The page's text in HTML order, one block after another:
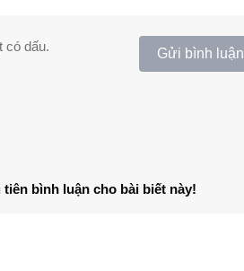
có dấu. Gửi bình luận
bình luận cho bài biết này!